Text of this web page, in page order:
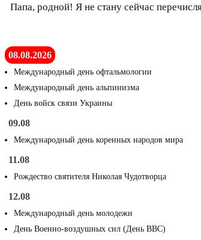
Папа, родной! Я не стану сейчас
08.08.2026
Международный день офтальмологии
Международный день альпинизма
День войск связи Украины
09.08
Международный день коренных народов мира
11.08
Рождество святителя Николая Чудотворца
12.08
Международный день молодежи
День Военно-воздушных сил (День ВВС)